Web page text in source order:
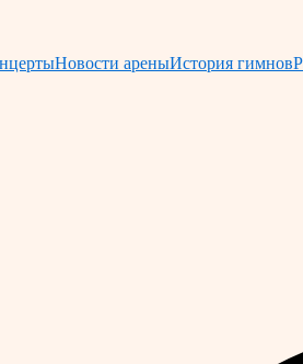
Новости ареныИстория гимнов